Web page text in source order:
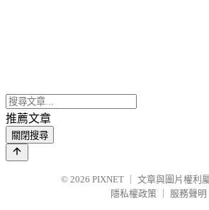
推薦文章
關閉搜尋
© 2026 PIXNET
文章與圖片權利
隱私權政策
服務聲明